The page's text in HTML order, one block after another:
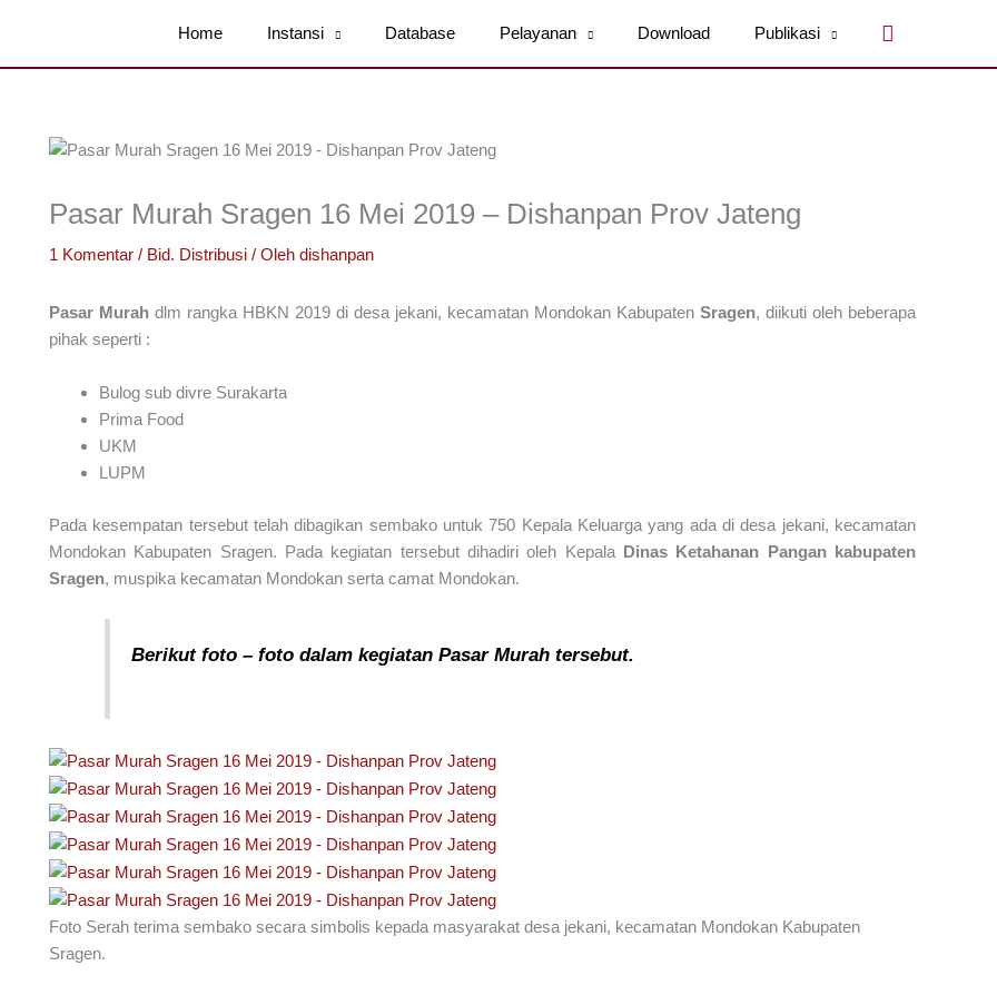
Home Instansi Database Pelayanan Download Publikasi Cari
Pasar Murah Sragen 16 Mei 2019 – Dishanpan Prov Jateng
1 Komentar / Bid. Distribusi / Oleh dishanpan
Pasar Murah dlm rangka HBKN 2019 di desa jekani, kecamatan Mondokan Kabupaten Sragen, diikuti oleh beberapa
pihak seperti :
Bulog sub divre Surakarta
Prima Food
UKM
LUPM
Pada kesempatan tersebut telah dibagikan sembako untuk 750 Kepala Keluarga yang ada di desa jekani, kecamatan
Mondokan Kabupaten Sragen. Pada kegiatan tersebut dihadiri oleh Kepala Dinas Ketahanan Pangan kabupaten
Sragen, muspika kecamatan Mondokan serta camat Mondokan.
Berikut foto – foto dalam kegiatan Pasar Murah tersebut.
Foto Serah terima sembako secara simbolis kepada masyarakat desa jekani, kecamatan Mondokan Kabupaten
Sragen.